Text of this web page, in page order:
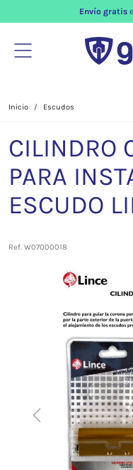
Envío gratis
Inicio Escudos
CILINDRO
PARA
ESCUDO
Ref. W07000018
Previous